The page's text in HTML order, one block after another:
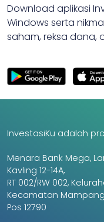
Download aplikasi
Windows serta
saham, reksa dana,
InvestasiKu adalah
Menara Bank Mega,
Kavling 12-14A,
RT 002/RW 002,
Kecamatan
Pos 12790